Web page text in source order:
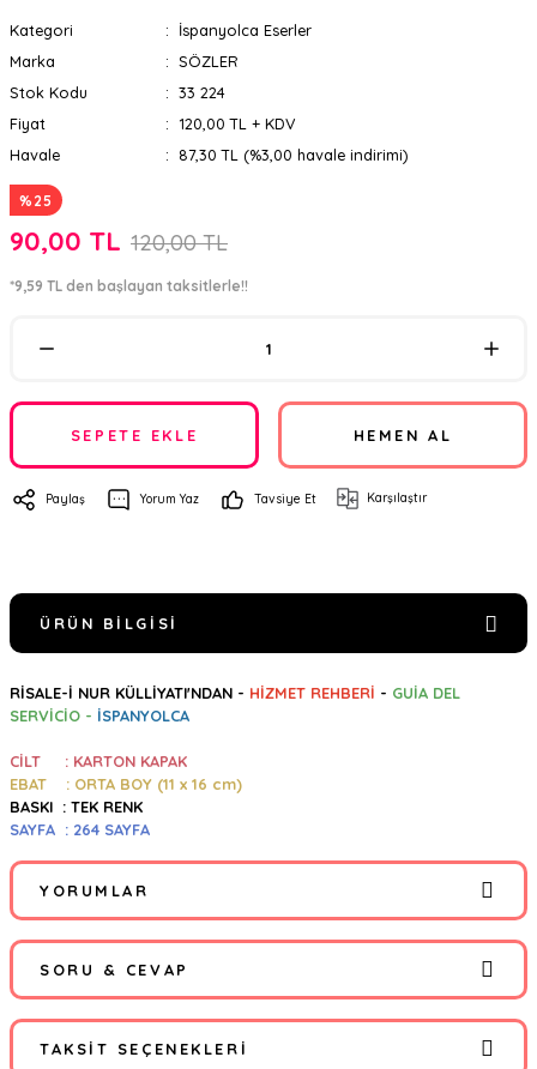
Kategori
İspanyolca Eserler
Marka
SÖZLER
Stok Kodu
33 224
Fiyat
120,00 TL + KDV
Havale
87,30 TL (%3,00 havale indirimi)
%25
90,00 TL 120,00 TL
*9,59 TL den başlayan taksitlerle!!
SEPETE EKLE HEMEN AL
Paylaş Yorum Yaz Tavsiye Et Karşılaştır
ÜRÜN BILGISI
RİSALE-İ NUR KÜLLİYATI'NDAN - HİZMET REHBERİ - GUİA DEL
SERVİCİO - İSPANYOLCA
CİLT : KARTON KAPAK
EBAT : ORTA BOY (11 x 16 cm)
BASKI : TEK RENK
SAYFA : 264 SAYFA
YORUMLAR
Bu ürüne ilk yorumu siz yapın!
SORU & CEVAP
TAKSIT SEÇENEKLERI